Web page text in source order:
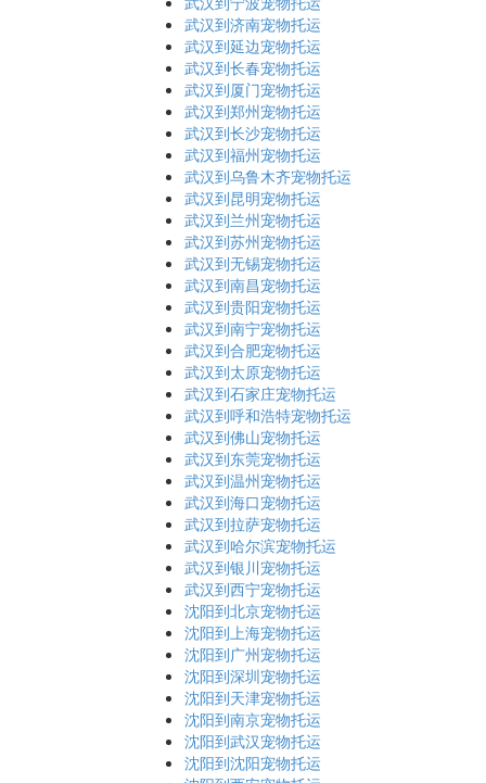
武汉到济南宠物托运
武汉到延边宠物托运
武汉到长春宠物托运
武汉到厦门宠物托运
武汉到郑州宠物托运
武汉到长沙宠物托运
武汉到福州宠物托运
武汉到乌鲁木齐宠物托运
武汉到昆明宠物托运
武汉到兰州宠物托运
武汉到苏州宠物托运
武汉到无锡宠物托运
武汉到南昌宠物托运
武汉到贵阳宠物托运
武汉到南宁宠物托运
武汉到合肥宠物托运
武汉到太原宠物托运
武汉到石家庄宠物托运
武汉到呼和浩特宠物托运
武汉到佛山宠物托运
武汉到东莞宠物托运
武汉到温州宠物托运
武汉到海口宠物托运
武汉到拉萨宠物托运
武汉到哈尔滨宠物托运
武汉到银川宠物托运
武汉到西宁宠物托运
沈阳到北京宠物托运
沈阳到上海宠物托运
沈阳到广州宠物托运
沈阳到深圳宠物托运
沈阳到天津宠物托运
沈阳到南京宠物托运
沈阳到武汉宠物托运
沈阳到沈阳宠物托运